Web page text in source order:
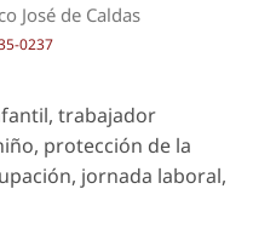
José de Caldas
0237
trabajador
protección de la
jornada laboral,